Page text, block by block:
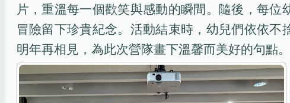
片，重溫每一個歡笑與感動的瞬間。隨後，每
冒險留下珍貴紀念。活動結束時，幼兒們依依
明年再相見，為此次營隊畫下溫馨而美好的句點。